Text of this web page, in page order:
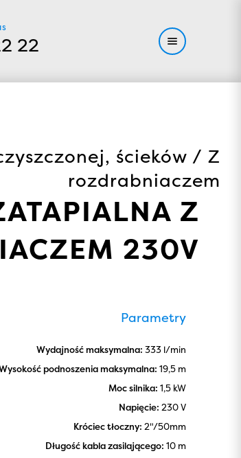
22
ścieków / Z
rozdrabniaczem
Z
230V
Parametry
Wydajność maksymalna: 333 l/min
podnoszenia maksymalna: 19,5 m
Moc silnika: 1,5 kW
Napięcie: 230 V
Króciec tłoczny: 2"/50mm
Długość kabla zasilającego: 10 m